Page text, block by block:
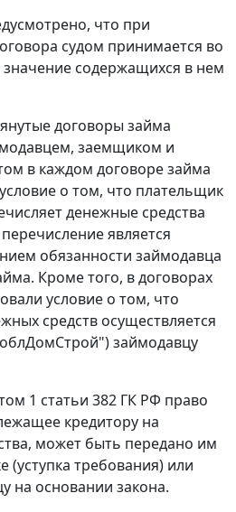
что при
судом принимается во
содержащихся в нем
договоры займа
заемщиком и
в каждом договоре займа
о том, что плательщик
денежные средства
является
обязанности займодавца
Кроме того, в договорах
условие о том, что
средств осуществляется
займодавцу
1 статьи 382 ГК РФ право
кредитору на
может быть передано им
(уступка требования) или
на основании закона.